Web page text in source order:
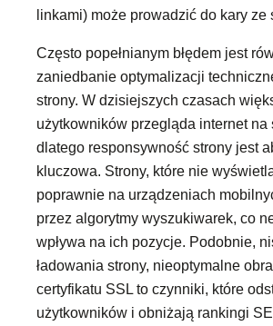
linkami) może prowadzić do kary ze
Często popełnianym błędem jest
zaniedbanie optymalizacji
strony. W dzisiejszych czasach
użytkowników przegląda internet na
dlatego responsywność strony jest
kluczowa. Strony, które nie
poprawnie na urządzeniach
przez algorytmy wyszukiwarek, co
wpływa na ich pozycje. Podobnie,
ładowania strony, nieoptymalne
certyfikatu SSL to czynniki, które
użytkowników i obniżają rankingi